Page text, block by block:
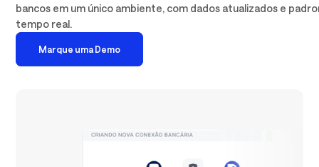
bancos em um único ambiente, com dados atualizados e
tempo real.
Marque uma Demo